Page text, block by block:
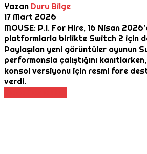
Yazan Duru Bilge
17 Mart 2026
MOUSE: P.I. For Hire, 16 Nisan
platformlarla birlikte Switch 2 için
Paylaşılan yeni görüntüler oyunun
performansla çalıştığını
konsol versiyonu için resmi fare
verdi.